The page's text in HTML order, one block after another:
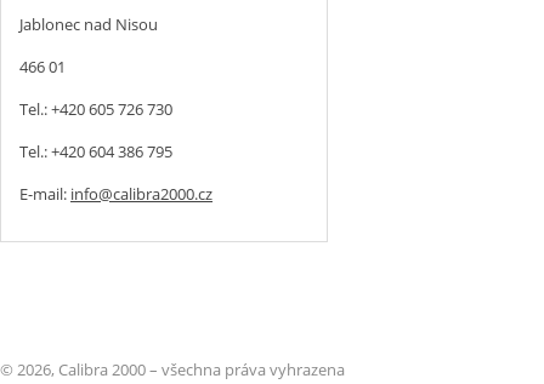
Jablonec nad Nisou
466 01
Tel.: +420 605 726 730
Tel.: +420 604 386 795
E-mail: info@calibra2000.cz
© 2026, Calibra 2000 – všechna práva vyhrazena